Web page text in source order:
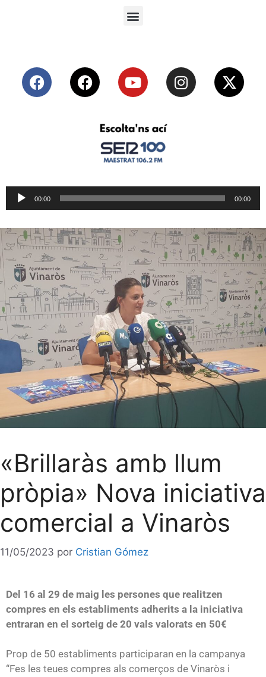
Reproductor
de
00:00 00:00
«Brillaràs amb llum
pròpia» Nova iniciativa
comercial a Vinaròs
11/05/2023 por Cristian Gómez
Del 16 al 29 de maig les persones que realitzen
compres en els establiments adherits a la iniciativa
entraran en el sorteig de 20 vals valorats en 50€
Prop de 50 establiments participaran en la campanya
“Fes les teues compres als comerços de Vinaròs i